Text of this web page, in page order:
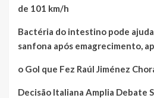
de 101 km/h
Bactéria do intestino pode
sanfona após emagrecimento,
o Gol que Fez Raúl Jiménez
Decisão Italiana Amplia Debate